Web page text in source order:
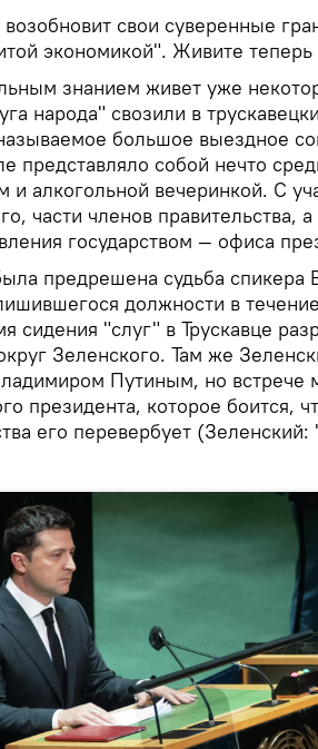
свои суверенные
экономикой". Живите теперь
знанием живет уже
народа" свозили в
большое выездное
представляло собой нечто
и алкогольной вечеринкой. С
части членов правительства,
государством — офиса
предрешена судьба спикера
должности в
сидения "слуг" в Трускавце
Зеленского. Там же
Путиным, но встрече
президента, которое боится,
его перевербует